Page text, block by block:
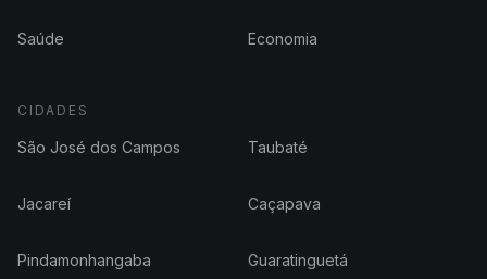
Saúde Economia
CIDADES
São José dos Campos Taubaté
Jacareí Caçapava
Pindamonhangaba Guaratinguetá